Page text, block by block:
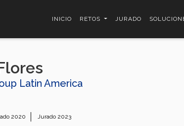
INICIO RETOS JURADO
Latin America
2020 Jurado 2023